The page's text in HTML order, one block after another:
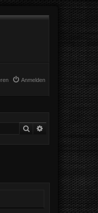
Anmelden
Suche Erweiterte Suche